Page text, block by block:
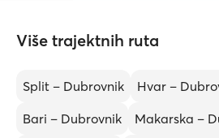
Više trajektnih ruta
Split – Dubrovnik
Hvar –
Bari – Dubrovnik
Makarska –